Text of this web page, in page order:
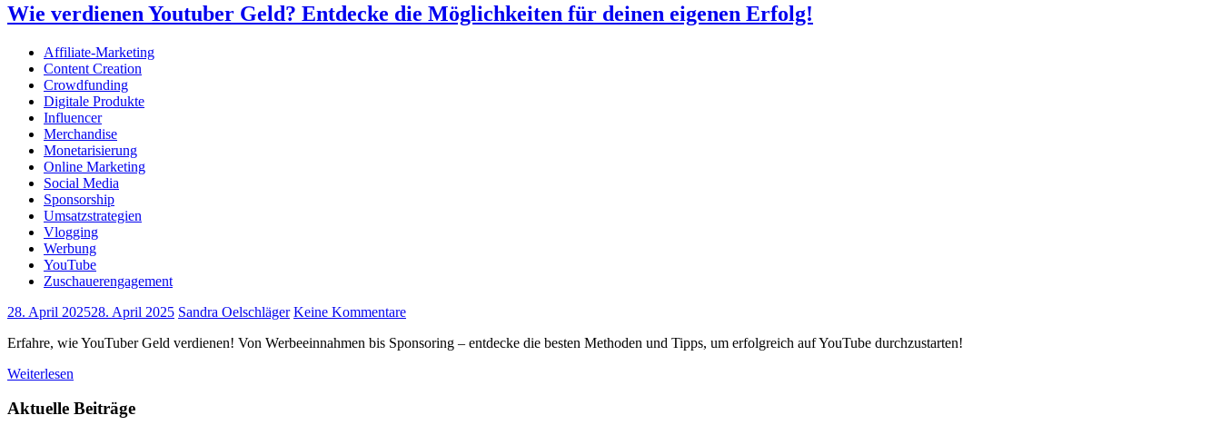
Wie verdienen Youtuber Geld? Entdecke die Möglichkeiten für deinen eigenen Erfolg!
Affiliate-Marketing
Content Creation
Crowdfunding
Digitale Produkte
Influencer
Merchandise
Monetarisierung
Online Marketing
Social Media
Sponsorship
Umsatzstrategien
Vlogging
Werbung
YouTube
Zuschauerengagement
28. April 202528. April 2025 Sandra Oelschläger Keine Kommentare
Erfahre, wie YouTuber Geld verdienen! Von Werbeeinnahmen bis Sponsoring – entdecke die besten Methoden und Tipps, um erfolgreich auf YouTube durchzustarten!
Weiterlesen
Aktuelle Beiträge